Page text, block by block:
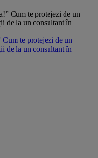
Cum te protejezi de un
de la un consultant în